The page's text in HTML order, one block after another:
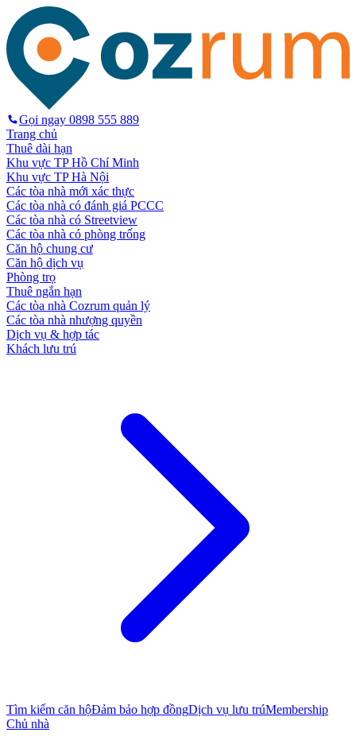
Gọi ngay 0898 555 889
Trang chủ
Thuê dài hạn
Khu vực TP Hồ Chí Minh
Khu vực TP Hà Nội
Các tòa nhà mới xác thực
Các tòa nhà có đánh giá PCCC
Các tòa nhà có Streetview
Các tòa nhà có phòng trống
Căn hộ chung cư
Căn hộ dịch vụ
Phòng trọ
Thuê ngắn hạn
Các tòa nhà Cozrum quản lý
Các tòa nhà nhượng quyền
Dịch vụ & hợp tác
Khách lưu trú
Tìm kiếm căn hộĐảm bảo hợp đồngDịch vụ lưu trúMembership
Chủ nhà